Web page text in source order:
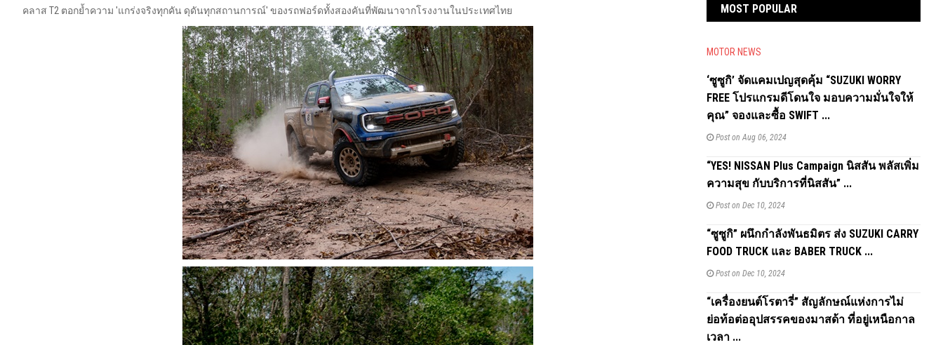
คลาส T2 ตอกย้ำความ 'แกร่งจริงทุกคัน ดุดันทุกสถานการณ์' ของรถฟอร์ดทั้งสองคันที่พัฒนาจากโรงงานในประเทศไทย
MOST POPULAR
MOTOR NEWS
‘ซูซูกิ’ จัดแคมเปญสุดคุ้ม “SUZUKI WORRY
FREE โปรแกรมดีโดนใจ มอบความมั่นใจให้
คุณ” จองและซื้อ SWIFT ...
Post on Aug 06, 2024
“YES! NISSAN Plus Campaign นิสสัน พลัสเพิ่ม
ความสุข กับบริการที่นิสสัน” ...
Post on Dec 10, 2024
“ซูซูกิ” ผนึกกำลังพันธมิตร ส่ง SUZUKI CARRY
FOOD TRUCK และ BABER TRUCK ...
Post on Dec 10, 2024
“เครื่องยนต์โรตารี่” สัญลักษณ์แห่งการไม่
ย่อท้อต่ออุปสรรคของมาสด้า ที่อยู่เหนือกาล
เวลา ...